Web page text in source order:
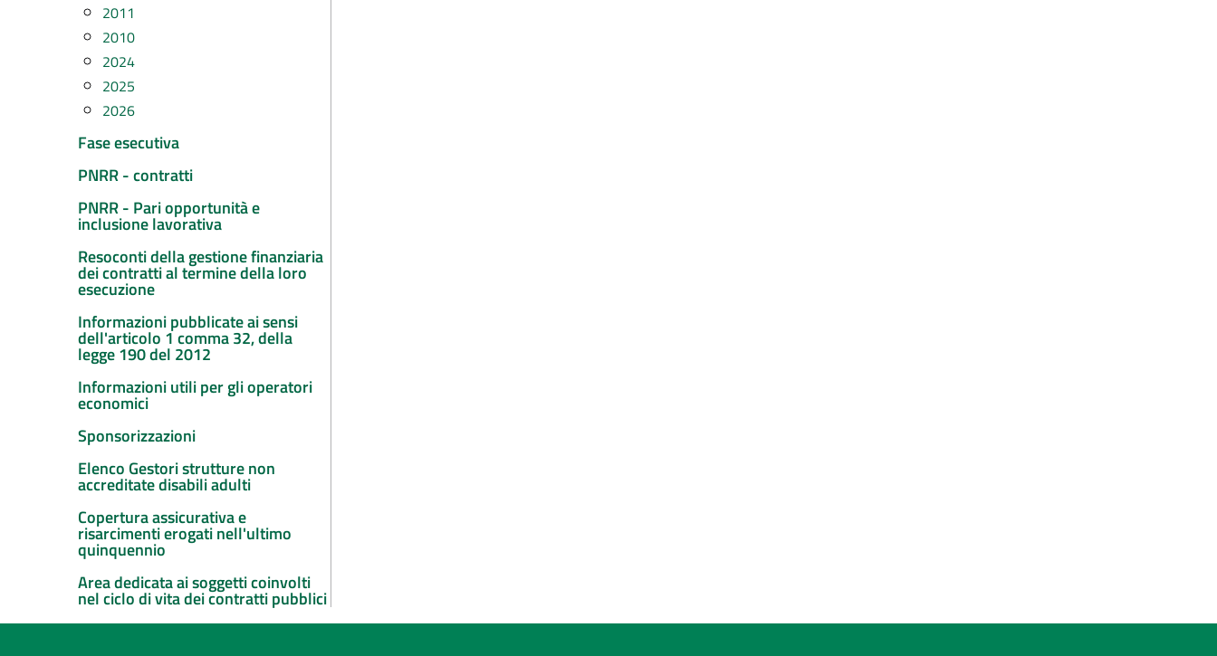
2011
2010
2024
2025
2026
Fase esecutiva
PNRR - contratti
PNRR - Pari opportunità e
inclusione lavorativa
Resoconti della gestione finanziaria
dei contratti al termine della loro
esecuzione
Informazioni pubblicate ai sensi
dell'articolo 1 comma 32, della
legge 190 del 2012
Informazioni utili per gli operatori
economici
Sponsorizzazioni
Elenco Gestori strutture non
accreditate disabili adulti
Copertura assicurativa e
risarcimenti erogati nell'ultimo
quinquennio
Area dedicata ai soggetti coinvolti
nel ciclo di vita dei contratti pubblici